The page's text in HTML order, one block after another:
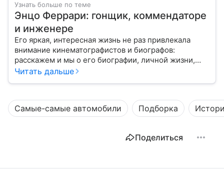
Узнать больше по теме
Энцо Феррари: гонщик, коммендаторе
и инженере
Его яркая, интересная жизнь не раз привлекала
внимание кинематографистов и биографов:
расскажем и мы о его биографии, личной жизни,
достижениях и вкладе в развитие автоспорта
Читать дальше
Самые-самые автомобили Подборка
Поделиться